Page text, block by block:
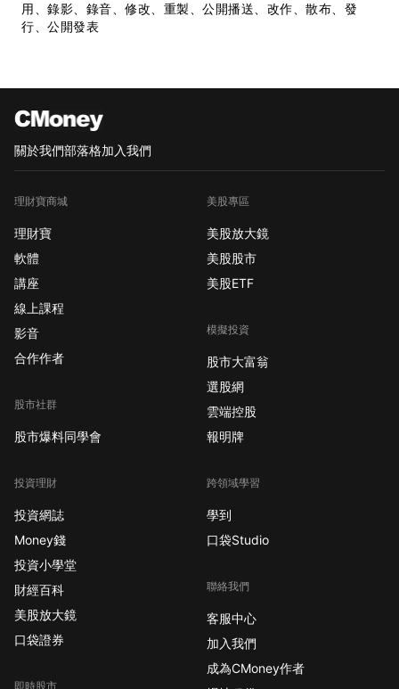
用、錄影、錄音、修改、重製、公開播送、改作、散布、發
行、公開發表
關於我們部落格加入我們
理財寶商城
理財寶
軟體
講座
線上課程
影音
合作作者
股市社群
股市爆料同學會
投資理財
投資網誌
Money錢
投資小學堂
財經百科
美股放大鏡
口袋證券
即時股市
美股專區
美股放大鏡
美股股市
美股ETF
模擬投資
股市大富翁
選股網
雲端控股
報明牌
跨領域學習
學到
口袋Studio
聯絡我們
客服中心
加入我們
成為CMoney作者